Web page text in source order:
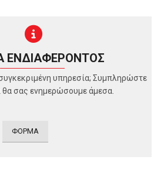
ΕΝΔΙΑΦΕΡΟΝΤΟΣ
υπηρεσία; Συμπληρώστε
θα σας ενημερώσουμε άμεσα.
ΦΟΡΜΑ